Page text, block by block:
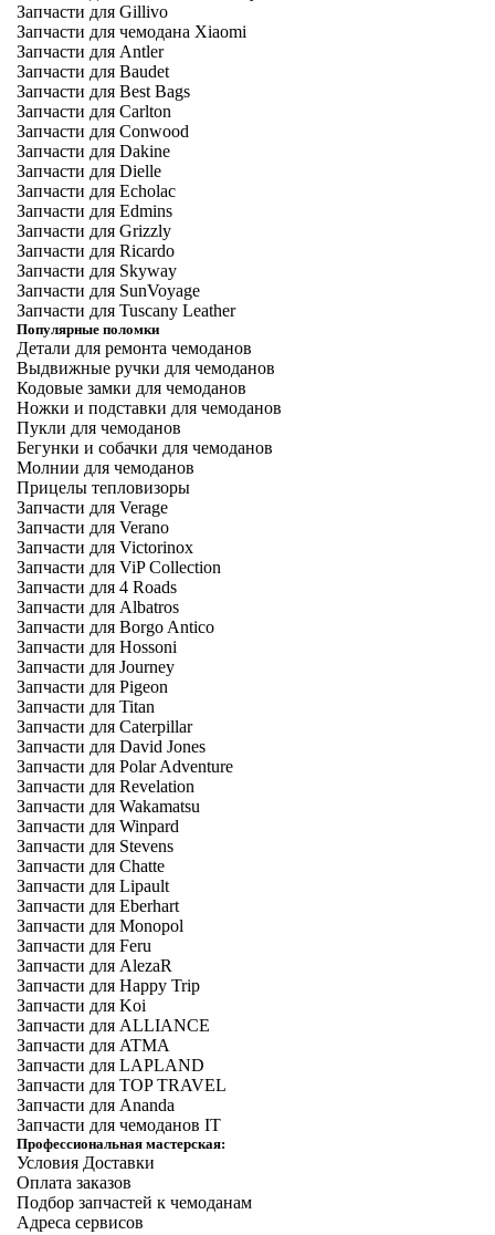
Запчасти для Gillivo
Запчасти для чемодана Xiaomi
Запчасти для Antler
Запчасти для Baudet
Запчасти для Best Bags
Запчасти для Carlton
Запчасти для Conwood
Запчасти для Dakine
Запчасти для Dielle
Запчасти для Echolac
Запчасти для Edmins
Запчасти для Grizzly
Запчасти для Ricardo
Запчасти для Skyway
Запчасти для SunVoyage
Запчасти для Tuscany Leather
Популярные поломки
Детали для ремонта чемоданов
Выдвижные ручки для чемоданов
Кодовые замки для чемоданов
Ножки и подставки для чемоданов
Пукли для чемоданов
Бегунки и собачки для чемоданов
Молнии для чемоданов
Прицелы тепловизоры
Запчасти для Verage
Запчасти для Verano
Запчасти для Victorinox
Запчасти для ViP Collection
Запчасти для 4 Roads
Запчасти для Albatros
Запчасти для Borgo Antico
Запчасти для Hossoni
Запчасти для Journey
Запчасти для Pigeon
Запчасти для Titan
Запчасти для Caterpillar
Запчасти для David Jones
Запчасти для Polar Adventure
Запчасти для Revelation
Запчасти для Wakamatsu
Запчасти для Winpard
Запчасти для Stevens
Запчасти для Chatte
Запчасти для Lipault
Запчасти для Eberhart
Запчасти для Monopol
Запчасти для Feru
Запчасти для AlezaR
Запчасти для Happy Trip
Запчасти для Koi
Запчасти для ALLIANCE
Запчасти для ATMA
Запчасти для LAPLAND
Запчасти для TOP TRAVEL
Запчасти для Ananda
Запчасти для чемоданов IT
Профессиональная мастерская:
Условия Доставки
Оплата заказов
Подбор запчастей к чемоданам
Адреса сервисов